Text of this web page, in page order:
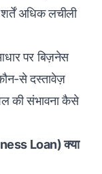
अधिक लचीली
पर बिज़नेस
से दस्तावेज़
की संभावना कैसे
Loan) क्या